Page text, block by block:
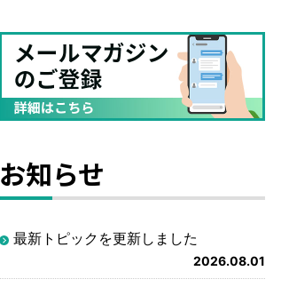
お知らせ
最新トピックを更新しました
2026.08.01